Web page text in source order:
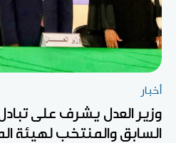
أخبار
وزير العدل يشرف على
السابق والمنتخب لهيئة